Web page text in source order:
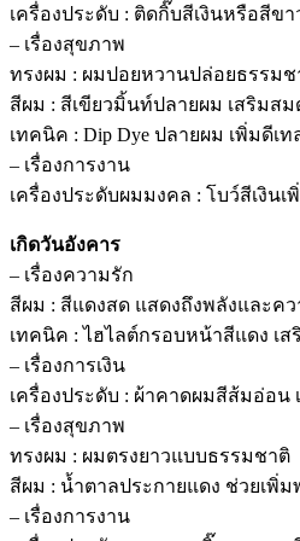
เครื่องประดับ : ติดกิ๊บสีเงินหรือสีข
– เรื่องสุขภาพ
ทรงผม : ผมปอยหวานปล่อยธรรม
สีผม : สีเขียวมิ้นท์ปลายผม เสริมส
เทคนิค : Dip Dye ปลายผม เพิ่มดีเ
– เรื่องการงาน
เครื่องประดับผมมงคล : โบว์สีเงิน
เกิดวันอังคาร
– เรื่องความรัก
สีผม : สีแดงสด แสดงถึงพลังและคว
เทคนิค : ไฮไลต์กรอบหน้าสีแดง เ
– เรื่องการเงิน
เครื่องประดับ : ผ้าคาดผมสีส้มอ่อน
– เรื่องสุขภาพ
ทรงผม : ผมตรงยาวแบบธรรมชาติ
สีผม : น้ำตาลประกายแดง ช่วยเพิ่
– เรื่องการงาน